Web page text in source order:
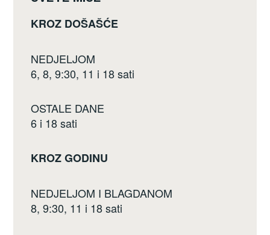
KROZ DOŠAŠĆE
NEDJELJOM
6, 8, 9:30, 11 i 18 sati
OSTALE DANE
6 i 18 sati
KROZ GODINU
NEDJELJOM I BLAGDANOM
8, 9:30, 11 i 18 sati